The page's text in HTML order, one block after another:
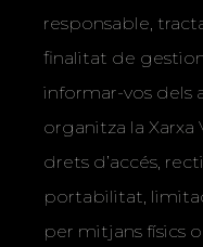
responsable,
finalitat de
informar-vos dels
organitza la Xarxa
drets d’accés,
portabilitat,
per mitjans físics